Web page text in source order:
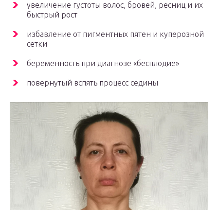
увеличение густоты волос, бровей, ресниц и их
быстрый рост
избавление от пигментных пятен и куперозной
сетки
беременность при диагнозе «бесплодие»
повернутый вспять процесс седины